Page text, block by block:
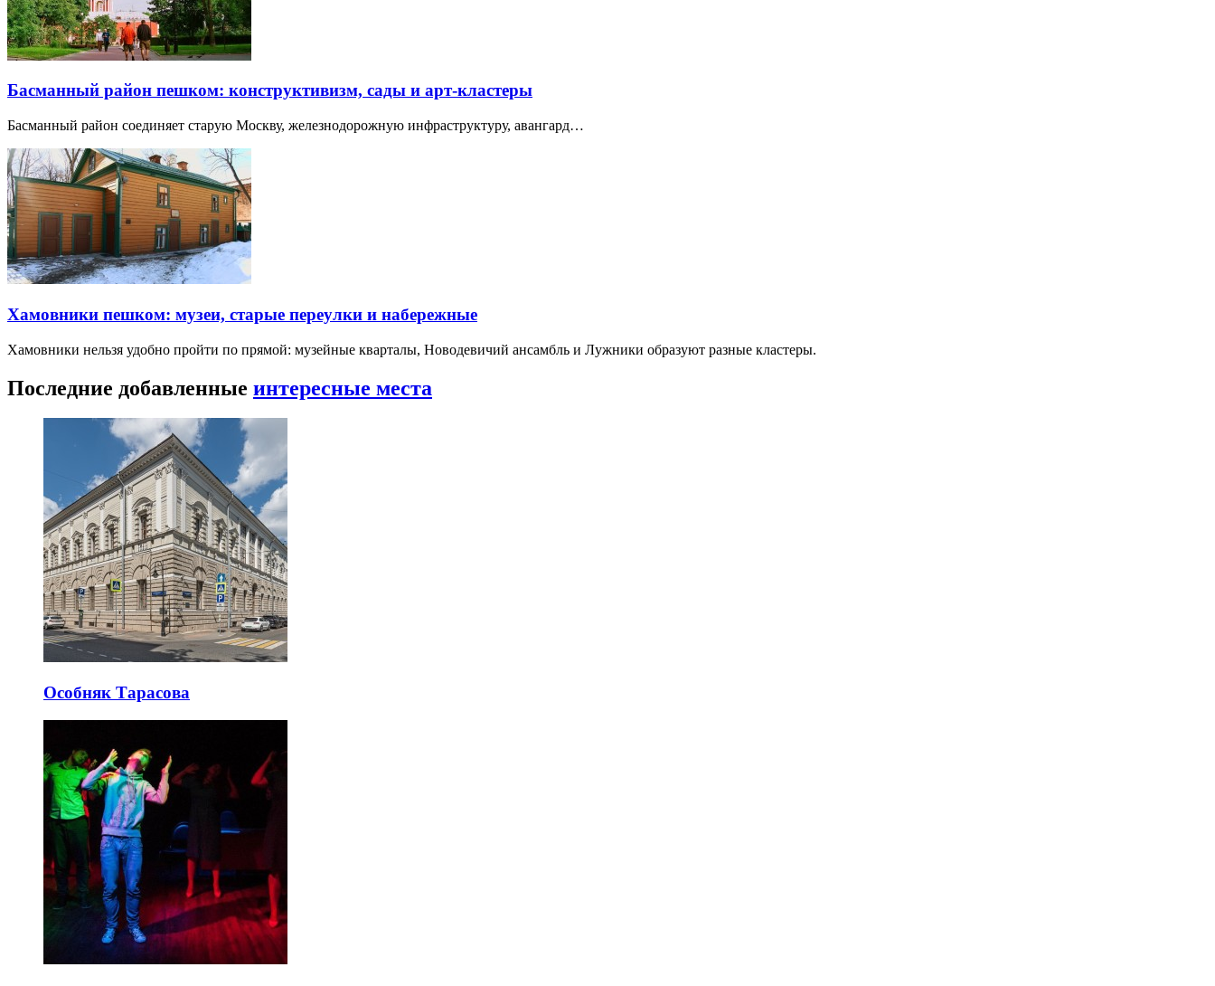
Басманный район пешком: конструктивизм, сады и арт-кластеры
Басманный район соединяет старую Москву, железнодорожную инфраструктуру, авангард…
Хамовники пешком: музеи, старые переулки и набережные
Хамовники нельзя удобно пройти по прямой: музейные кварталы, Новодевичий ансамбль и Лужники образуют разные кластеры.
Последние добавленные интересные места
Особняк Тарасова